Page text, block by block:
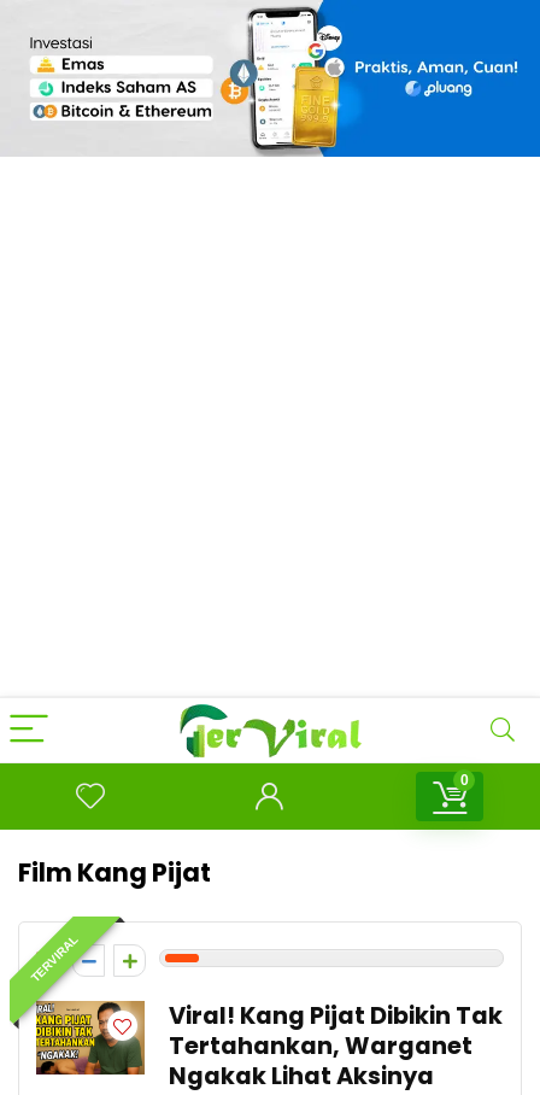
0
Film Kang Pijat
TERVIRAL
1
Viral! Kang Pijat Dibikin Tak
Tertahankan, Warganet
Ngakak Lihat Aksinya